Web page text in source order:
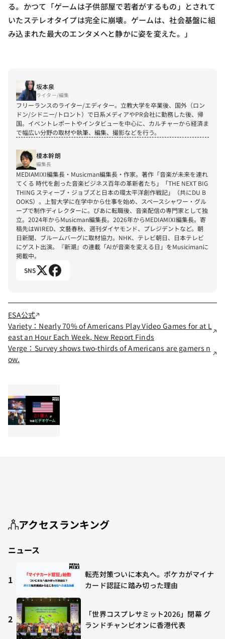
る。かつて「ゲームは子供部屋で若者がするもの」とされて
いたステレオタイプは完全に崩壊。ゲームは、社会基盤に組
み込まれた最大のエンタメへと静かに姿を変えた。」
坂本泉
ライター/編集
フリーランスのライター/エディター。立教大学を卒業後、国外（ロン
ドン/シドニー/トロント）で日系メディアやPR会社に勤務した後、帰
国。イベントレポートやインタビューを中心に、カルチャーから経済ま
で幅広い分野の取材や執筆、編集、撮影などを行う。
榎本幹朗
編集長
MEDIAMIXI編集長・Musicman編集長・作家。著作「音楽が未来を連れ
てくる 時代を創った音楽ビジネス百年の革新者たち」「THE NEXT BIG
THING スティーブ・ジョブズと日本の環太平洋創作戦記」（共にDU B
OOKS）。上智大学に在学中から仕事を始め、スペースシャワー・グル
ープで制作ディレクターに。ぴあに転職後、音楽配信の専門家として独
立。2024年からMusicman編集長。2026年からMEDIAMIXI編集長。寄
稿先はWIRED、文藝春秋、週刊ダイヤモンド、プレジデントなど。朝
日新聞、ブルームバーグに取材協力。NHK、テレビ朝日、日本テレビ
にゲスト出演。『新潮』の連載「AIが音楽を変える日」をMusicimanに
掲載中。
SNS
ESA公式
Variety：Nearly 70% of Americans Play Video Games for at L
east an Hour Each Week, New Report Finds
Verge：Survey shows two-thirds of Americans are gamers n
ow.
アクセスランキング
ニュース
1
転売対策ついに本丸へ。ポケカがマイナ
カード認証に踏み切った理由
2
「世界コスプレサミット2026」閉幕 グ
ランドチャンピオンに香港代表